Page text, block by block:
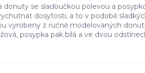
donuty se slaďoučkou polevou a
dosytosti, a to v podobě
vyrobeny z ručně modelovaných
posypka pak bílá a ve dvou